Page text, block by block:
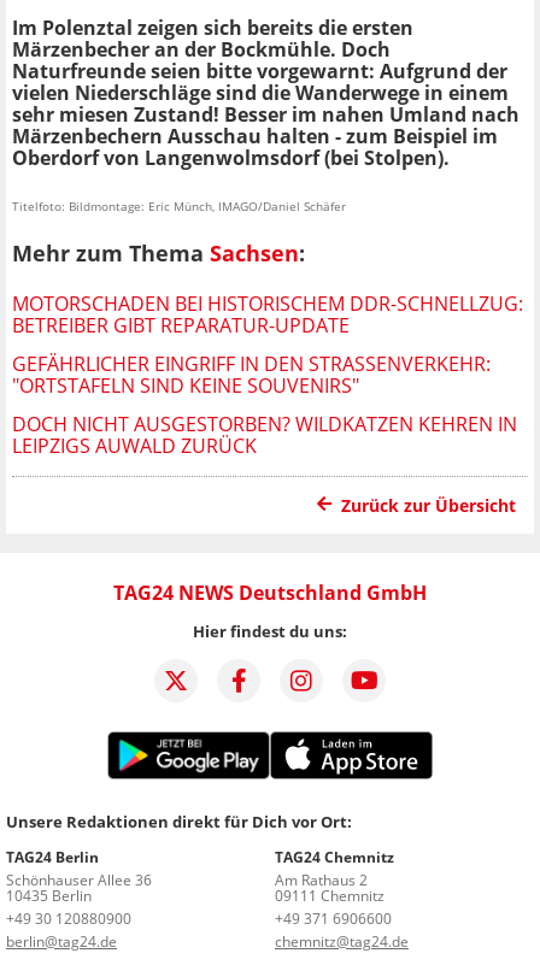
Im Polenztal zeigen sich bereits die ersten
Märzenbecher an der Bockmühle. Doch
Naturfreunde seien bitte vorgewarnt: Aufgrund der
vielen Niederschläge sind die Wanderwege in einem
sehr miesen Zustand! Besser im nahen Umland nach
Märzenbechern Ausschau halten - zum Beispiel im
Oberdorf von Langenwolmsdorf (bei Stolpen).
Titelfoto: Bildmontage: Eric Münch, IMAGO/Daniel Schäfer
Mehr zum Thema Sachsen:
MOTORSCHADEN BEI HISTORISCHEM DDR-SCHNELLZUG:
BETREIBER GIBT REPARATUR-UPDATE
GEFÄHRLICHER EINGRIFF IN DEN STRASSENVERKEHR: "
ORTSTAFELN SIND KEINE SOUVENIRS"
DOCH NICHT AUSGESTORBEN? WILDKATZEN KEHREN IN
LEIPZIGS AUWALD ZURÜCK
Zurück zur Übersicht
TAG24 NEWS Deutschland GmbH
Hier findest du uns:
Unsere Redaktionen direkt für Dich vor Ort:
TAG24 Berlin
Schönhauser Allee 36
10435 Berlin
+49 30 120880900
berlin@tag24.de
TAG24 Chemnitz
Am Rathaus 2
09111 Chemnitz
+49 371 6906600
chemnitz@tag24.de